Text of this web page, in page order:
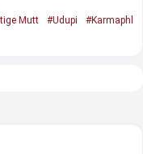
Mutt #Udupi
#Karmaphl